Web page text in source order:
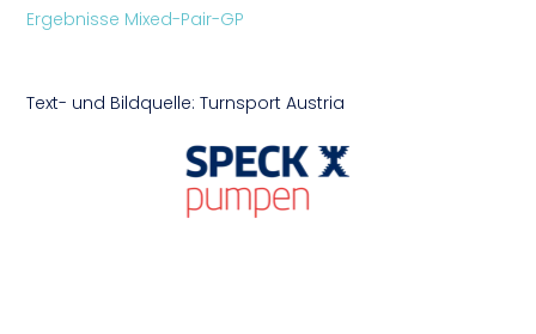
Ergebnisse Mixed-Pair-GP
Text- und Bildquelle: Turnsport Austria